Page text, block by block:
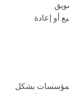
أو إعادة
بشكل